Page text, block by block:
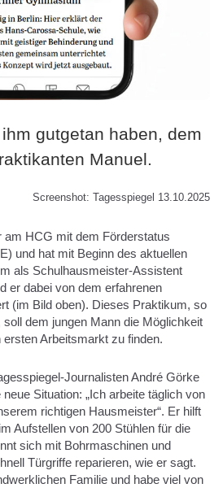
gutgetan haben, dem
Manuel.
Screenshot: Tagesspiegel 13.10.2025
am HCG mit dem Förderstatus
und hat mit Beginn des aktuellen
als Schulhausmeister-Assistent
er dabei von dem erfahrenen
(im Bild oben). Dieses Praktikum, so
dem jungen Mann die Möglichkeit
ersten Arbeitsmarkt zu finden.
Journalisten André Görke
Situation: „Ich arbeite täglich von
richtigen Hausmeister“. Er hilft
Aufstellen von 200 Stühlen für die
sich mit Bohrmaschinen und
Türgriffe reparieren, wie er sagt.
Familie und habe viel von